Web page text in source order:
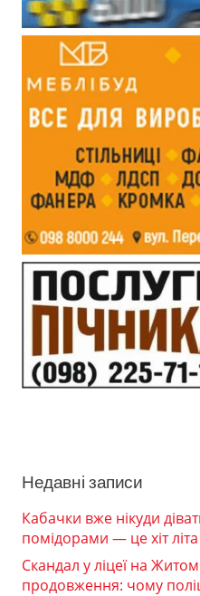
Недавні записи
Кабачки вже нікуди
помідорами — це хіт літа
Скандал у ліцеї на
продовження: чому